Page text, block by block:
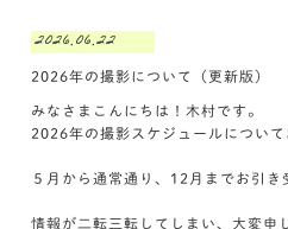
2026.06.22
2026年の撮影について（更新版）
みなさまこんにちは！木村です。
2026年の撮影スケジュールについて
５月から通常通り、12月までお引き
情報が二転三転してしまい、大変申